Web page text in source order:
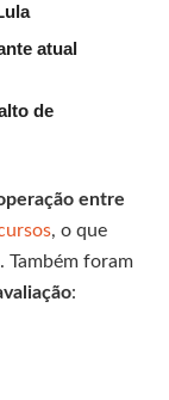
atual
de
entre
, o que
Também foram
: